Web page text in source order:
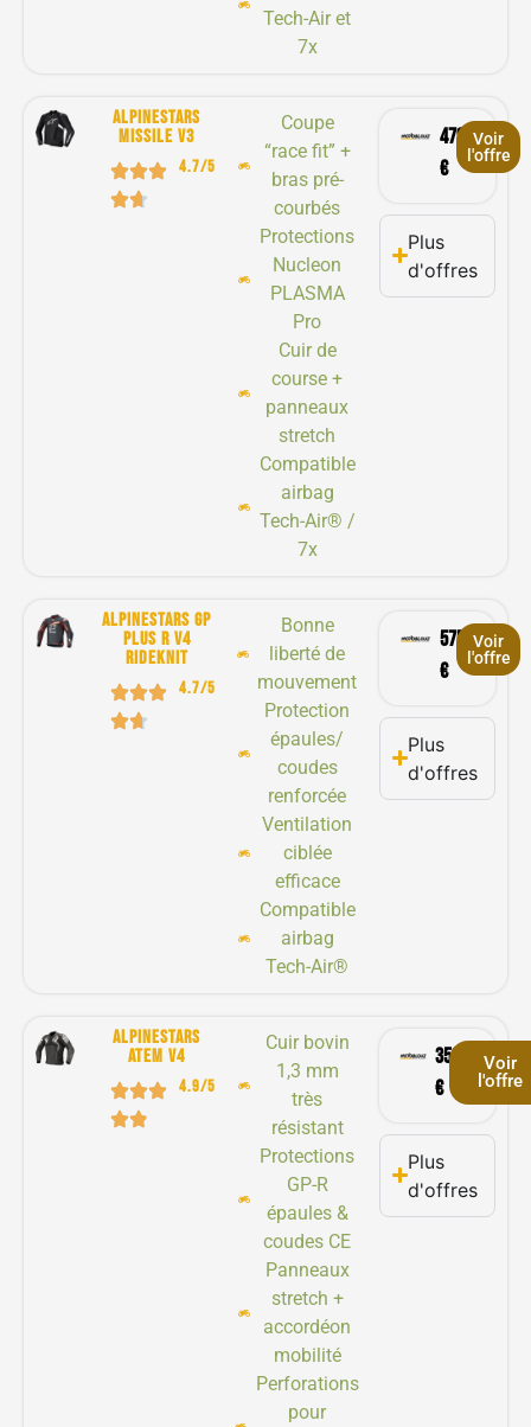
Tech-Air et
7x
Alpinestars
missile v3
4.7/5
Coupe
“race fit” +
bras pré-
courbés
Protections
Nucleon
PLASMA
Pro
Cuir de
course +
panneaux
stretch
Compatible
airbag
Tech-Air® /
7x
479,90
€
Voir
l'offre
Plus
d'offres
ALPINESTARS GP
PLUS R V4
RIDEKNIT
4.7/5
Bonne
liberté de
mouvement
Protection
épaules/
coudes
renforcée
Ventilation
ciblée
efficace
Compatible
airbag
Tech-Air®
575,90
€
Voir
l'offre
Plus
d'offres
Alpinestars
atem v4
4.9/5
Cuir bovin
1,3 mm
très
résistant
Protections
GP-R
épaules &
coudes CE
Panneaux
stretch +
accordéon
mobilité
Perforations
pour
359,90
€
Voir
l'offre
Plus
d'offres